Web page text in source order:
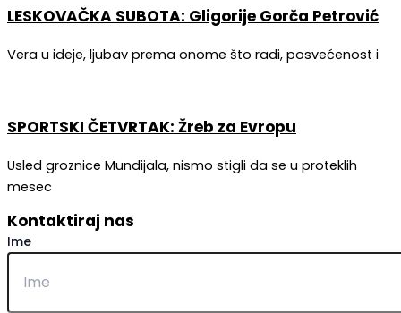
LESKOVAČKA SUBOTA: Gligorije Gorča Petrović
Vera u ideje, ljubav prema onome što radi, posvećenost i
SPORTSKI ČETVRTAK: Žreb za Evropu
Usled groznice Mundijala, nismo stigli da se u proteklih
mesec
Kontaktiraj nas
Ime